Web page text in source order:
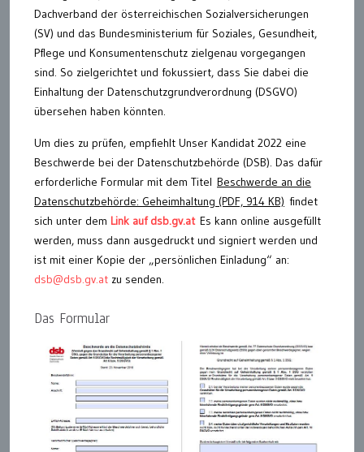
Dachverband der österreichischen Sozialversicherungen
(SV) und das Bundesministerium für Soziales, Gesundheit,
Pflege und Konsumentenschutz zielgenau vorgegangen
sind. So zielgerichtet und fokussiert, dass Sie dabei die
Einhaltung der Datenschutzgrundverordnung (DSGVO)
übersehen haben könnten.
Um dies zu prüfen, empfiehlt Unser Kandidat 2022 eine
Beschwerde bei der Datenschutzbehörde (DSB). Das dafür
erforderliche Formular mit dem Titel Beschwerde an die
Datenschutzbehörde: Geheimhaltung (PDF, 914 KB) findet
sich unter dem Link auf dsb.gv.atEs kann online ausgefüllt
werden, muss dann ausgedruckt und signiert werden und
ist mit einer Kopie der „persönlichen Einladung“ an:
dsb@dsb.gv.at zu senden.
Das Formular